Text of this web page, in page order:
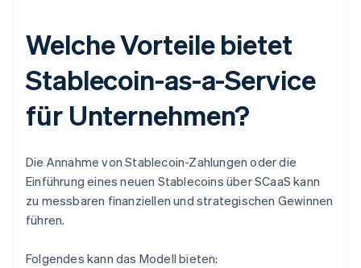
Welche Vorteile bietet
Stablecoin-as-a-Service
für Unternehmen?
Die Annahme von Stablecoin-Zahlungen oder die
Einführung eines neuen Stablecoins über SCaaS kann
zu messbaren finanziellen und strategischen Gewinnen
führen.
Folgendes kann das Modell bieten: